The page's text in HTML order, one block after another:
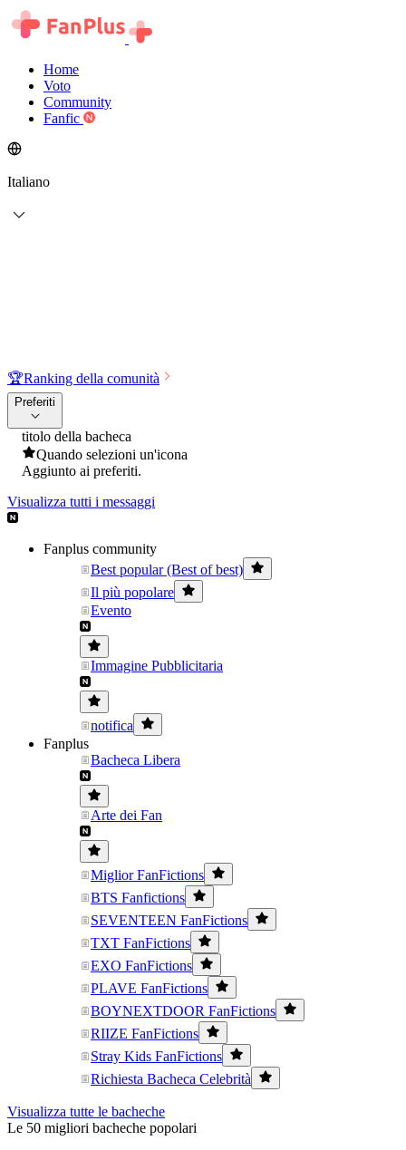
Home
Voto
Community
Fanfic
Italiano
🏆Ranking della comunità
Preferiti
titolo della bacheca
Quando selezioni un'icona
Aggiunto ai preferiti.
Visualizza tutti i messaggi
Fanplus community
Best popular (Best of best)
Il più popolare
Evento
Immagine Pubblicitaria
notifica
Fanplus
Bacheca Libera
Arte dei Fan
Miglior FanFictions
BTS Fanfictions
SEVENTEEN FanFictions
TXT FanFictions
EXO FanFictions
PLAVE FanFictions
BOYNEXTDOOR FanFictions
RIIZE FanFictions
Stray Kids FanFictions
Richiesta Bacheca Celebrità
Visualizza tutte le bacheche
Le 50 migliori bacheche popolari